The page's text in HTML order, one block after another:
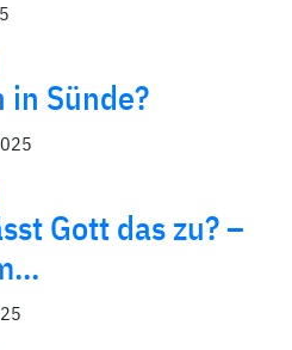
in Sünde?
Gott das zu? –